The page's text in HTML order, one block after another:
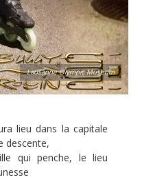
Lausanne Olympic Museum
lieu dans la capitale
descente,
qui penche, le lieu